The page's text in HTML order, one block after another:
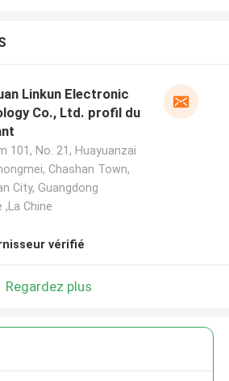
Linkun Electronic
Co., Ltd. profil du
101, No. 21, Huayuanzai
Chashan Town,
City, Guangdong
,La Chine
vérifié
Regardez plus